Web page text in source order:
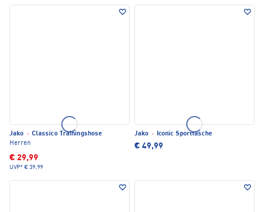
Jako · Classico Trainingshose
Herren
€ 29,99
UVP* € 39,99
Jako · Iconic Sporttasche
€ 49,99